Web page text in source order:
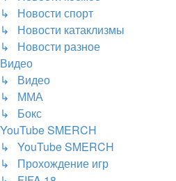
↳ Новости спорт
↳ Новости катаклизмы
↳ Новости разное
Видео
↳ Видео
↳ ММА
↳ Бокс
YouTube SMERCH
↳ YouTube SMERCH
↳ Прохождение игр